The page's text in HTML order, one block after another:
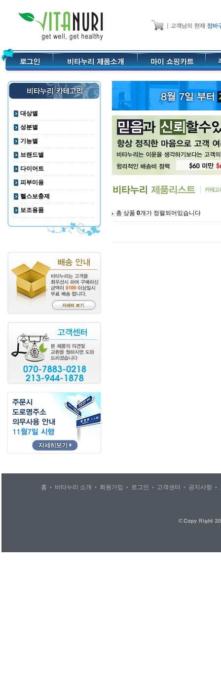
대상별
성분별
기능별
브랜드별
다이어트
피부미용
헬스보충제
보조용품
총 상품 0개가 정렬되어있습니다
홈 • 비타누리 소개 • 회원가입 • 로그인 • 고객센터 • 공지사항 •